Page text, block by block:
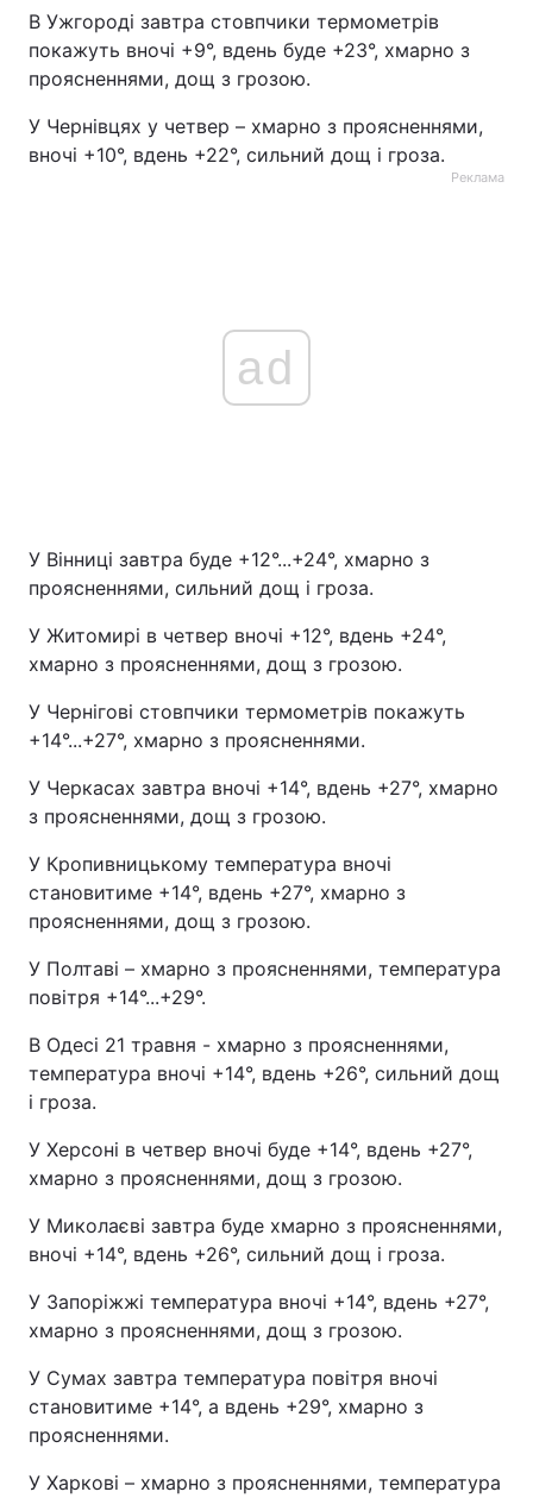
В Ужгороді завтра стовпчики термометрів
покажуть вночі +9°, вдень буде +23°, хмарно з
проясненнями, дощ з грозою.
У Чернівцях у четвер – хмарно з проясненнями,
вночі +10°, вдень +22°, сильний дощ і гроза.
Реклама
ad
У Вінниці завтра буде +12°...+24°, хмарно з
проясненнями, сильний дощ і гроза.
У Житомирі в четвер вночі +12°, вдень +24°,
хмарно з проясненнями, дощ з грозою.
У Чернігові стовпчики термометрів покажуть
+14°...+27°, хмарно з проясненнями.
У Черкасах завтра вночі +14°, вдень +27°, хмарно
з проясненнями, дощ з грозою.
У Кропивницькому температура вночі
становитиме +14°, вдень +27°, хмарно з
проясненнями, дощ з грозою.
У Полтаві – хмарно з проясненнями, температура
повітря +14°...+29°.
В Одесі 21 травня - хмарно з проясненнями,
температура вночі +14°, вдень +26°, сильний дощ
і гроза.
У Херсоні в четвер вночі буде +14°, вдень +27°,
хмарно з проясненнями, дощ з грозою.
У Миколаєві завтра буде хмарно з проясненнями,
вночі +14°, вдень +26°, сильний дощ і гроза.
У Запоріжжі температура вночі +14°, вдень +27°,
хмарно з проясненнями, дощ з грозою.
У Сумах завтра температура повітря вночі
становитиме +14°, а вдень +29°, хмарно з
проясненнями.
У Харкові – хмарно з проясненнями, температура